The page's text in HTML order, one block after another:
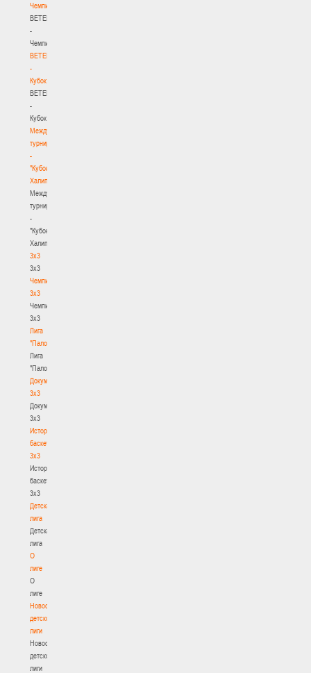
Чемпионат
BETERA
-
Чемпионат
BETERA
-
Кубок
BETERA
-
Кубок
Международный
турнир
-
"Кубок
Халипского"
Международный
турнир
-
"Кубок
Халипского"
3x3
3x3
Чемпионат
3х3
Чемпионат
3х3
Лига
"Палова"
Лига
"Палова"
Документы
3х3
Документы
3х3
История
баскетбола
3х3
История
баскетбола
3х3
Детская
лига
Детская
лига
О
лиге
О
лиге
Новости
детской
лиги
Новости
детской
лиги